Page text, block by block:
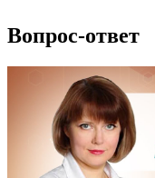
Вопрос-ответ